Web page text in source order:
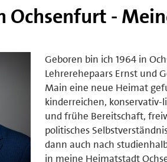
Ochsenfurt -
Geboren bin ich 1964 in
Lehrerehepaars Ernst und
Main eine neue Heimat
kinderreichen,
und frühe Bereitschaft,
politisches
dann auch nach
in meine Heimatstadt